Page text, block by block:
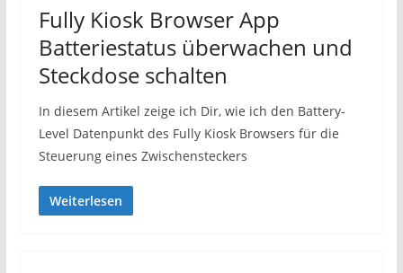
Fully Kiosk Browser App
Batteriestatus überwachen und
Steckdose schalten
In diesem Artikel zeige ich Dir, wie ich den Battery-
Level Datenpunkt des Fully Kiosk Browsers für die
Steuerung eines Zwischensteckers
Weiterlesen